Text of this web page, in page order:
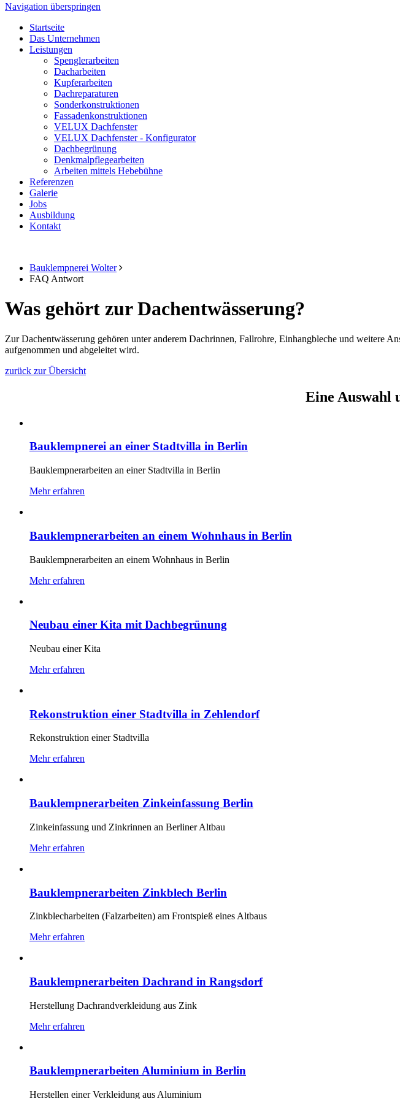
Navigation überspringen
Startseite
Das Unternehmen
Leistungen
Spenglerarbeiten
Dacharbeiten
Kupferarbeiten
Dachreparaturen
Sonderkonstruktionen
Fassadenkonstruktionen
VELUX Dachfenster
VELUX Dachfenster - Konfigurator
Dachbegrünung
Denkmalpflegearbeiten
Arbeiten mittels Hebebühne
Referenzen
Galerie
Jobs
Ausbildung
Kontakt
Bauklempnerei Wolter
FAQ Antwort
Was gehört zur Dachentwässerung?
Zur Dachentwässerung gehören unter anderem Dachrinnen, Fallrohre, Einhangbleche und weitere
aufgenommen und abgeleitet wird.
zurück zur Übersicht
Eine Auswahl
Bauklempnerei an einer Stadtvilla in Berlin
Bauklempnerarbeiten an einer Stadtvilla in Berlin
Mehr erfahren
Bauklempnerarbeiten an einem Wohnhaus in Berlin
Bauklempnerarbeiten an einem Wohnhaus in Berlin
Mehr erfahren
Neubau einer Kita mit Dachbegrünung
Neubau einer Kita
Mehr erfahren
Rekonstruktion einer Stadtvilla in Zehlendorf
Rekonstruktion einer Stadtvilla
Mehr erfahren
Bauklempnerarbeiten Zinkeinfassung Berlin
Zinkeinfassung und Zinkrinnen an Berliner Altbau
Mehr erfahren
Bauklempnerarbeiten Zinkblech Berlin
Zinkblecharbeiten (Falzarbeiten) am Frontspieß eines Altbaus
Mehr erfahren
Bauklempnerarbeiten Dachrand in Rangsdorf
Herstellung Dachrandverkleidung aus Zink
Mehr erfahren
Bauklempnerarbeiten Aluminium in Berlin
Herstellen einer Verkleidung aus Aluminium